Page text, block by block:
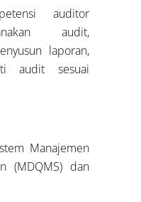
auditor
audit,
laporan,
audit sesuai
Manajemen
(MDQMS) dan